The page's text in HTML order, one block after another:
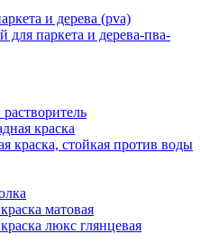
и дерева (pva)
паркета и дерева-пва-
краска
краска, стойкая против воды
матовая
люкс глянцевая